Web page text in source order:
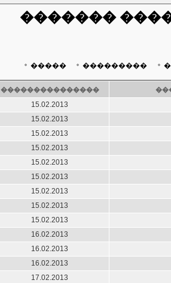
�������
����� ���������
���������������
15.02.2013
15.02.2013
15.02.2013
15.02.2013
15.02.2013
15.02.2013
15.02.2013
15.02.2013
15.02.2013
16.02.2013
16.02.2013
16.02.2013
17.02.2013